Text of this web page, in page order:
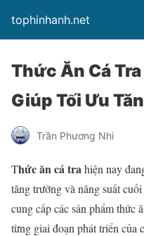
tophinhanh.net
Thức Ăn Cá
Giúp Tối Ưu
Trần Phương Nhi
Thức ăn cá trahiện nay
tăng trưởng và năng suất
cung cấp các sản phẩm thức
từng giai đoạn phát triển của